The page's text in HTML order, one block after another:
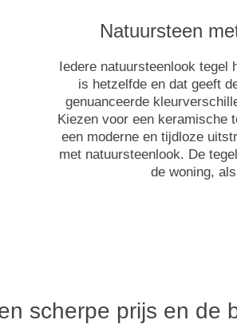
Natuursteen
Iedere natuursteenlook tegel
is hetzelfde en dat geeft
genuanceerde
Kiezen voor een keramische
een moderne en tijdloze
met natuursteenlook. De
de woning,
scherpe prijs en de